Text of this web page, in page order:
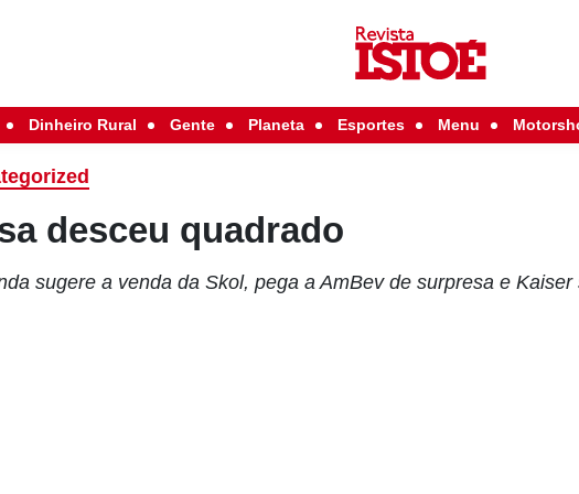
Dinheiro Rural Gente Planeta Esportes Menu
desceu quadrado
sugere a venda da Skol, pega a AmBev de surpresa e